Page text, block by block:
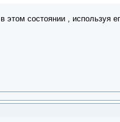
состоянии , используя